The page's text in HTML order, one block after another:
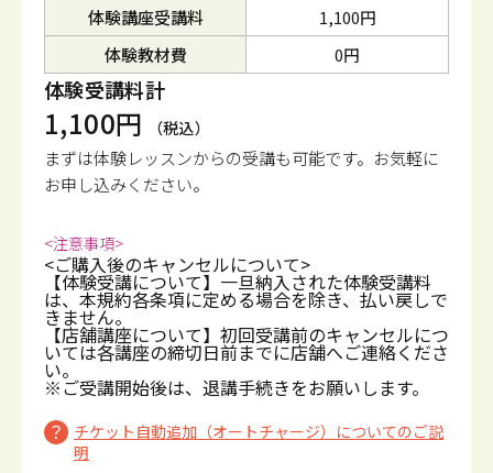
体験講座受講料
1,100円
体験教材費
0円
体験受講料計
1,100円 （税込）
まずは体験レッスンからの受講も可能です。 お気軽に
お申し込みください。
<注意事項>
<ご購入後のキャンセルについて>
【体験受講について】一旦納入された体験受講料
は、本規約各条項に定める場合を除き、払い戻しで
きません。
【店舗講座について】初回受講前のキャンセルにつ
いては各講座の締切日前までに店舗へご連絡くださ
い。
※ご受講開始後は、退講手続きをお願いします。
チケット自動追加（オートチャージ）についてのご説
明